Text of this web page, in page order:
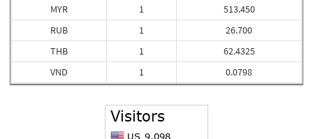
MYR
RUB
THB
VND
1
1
1
1
513.450
26.700
62.4325
0.0798